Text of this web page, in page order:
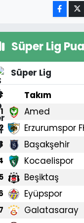
Süper Lig
Süper Lig
Takım
1 Amed
Erzurumspor
Başakşehir
Kocaelispor
Beşiktaş
Eyüpspor
Galatasaray